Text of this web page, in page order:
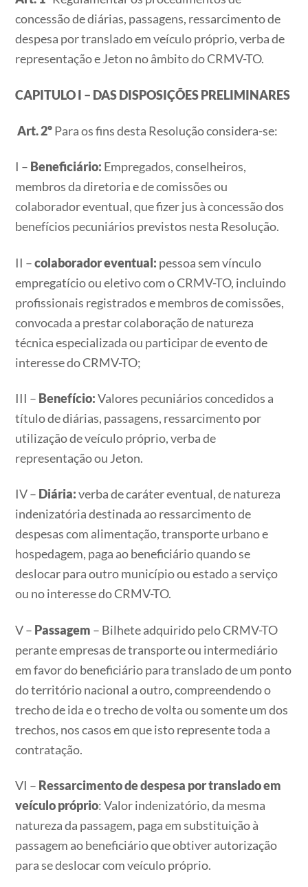
concessão de diárias, passagens, ressarcimento de
despesa por translado em veículo próprio, verba de
representação e Jeton no âmbito do CRMV-TO.
CAPITULO I – DAS DISPOSIÇÕES PRELIMINARES
Art. 2ºPara os fins desta Resolução considera-se:
I – Beneficiário: Empregados, conselheiros,
membros da diretoria e de comissões ou
colaborador eventual, que fizer jus à concessão dos
benefícios pecuniários previstos nesta Resolução.
II –colaborador eventual: pessoa sem vínculo
empregatício ou eletivo com o CRMV-TO, incluindo
profissionais registrados e membros de comissões,
convocada a prestar colaboração de natureza
técnica especializada ou participar de evento de
interesse do CRMV-TO;
III – Benefício:Valores pecuniários concedidos a
título de diárias, passagens, ressarcimento por
utilização de veículo próprio, verba de
representação ou Jeton.
IV – Diária:verba de caráter eventual, de natureza
indenizatória destinada ao ressarcimento de
despesas com alimentação, transporte urbano e
hospedagem, paga ao beneficiário quando se
deslocar para outro município ou estado a serviço
ou no interesse do CRMV-TO.
V – Passagem – Bilhete adquirido pelo CRMV-TO
perante empresas de transporte ou intermediário
em favor do beneficiário para translado de um ponto
do território nacional a outro, compreendendo o
trecho de ida e o trecho de volta ou somente um dos
trechos, nos casos em que isto represente toda a
contratação.
VI – Ressarcimento de despesa por translado em
veículo próprio: Valor indenizatório, da mesma
natureza da passagem, paga em substituição à
passagem ao beneficiário que obtiver autorização
para se deslocar com veículo próprio.